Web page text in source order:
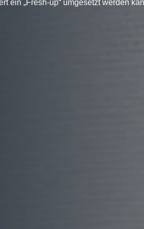
ein „Fresh-up“ umgesetzt werden